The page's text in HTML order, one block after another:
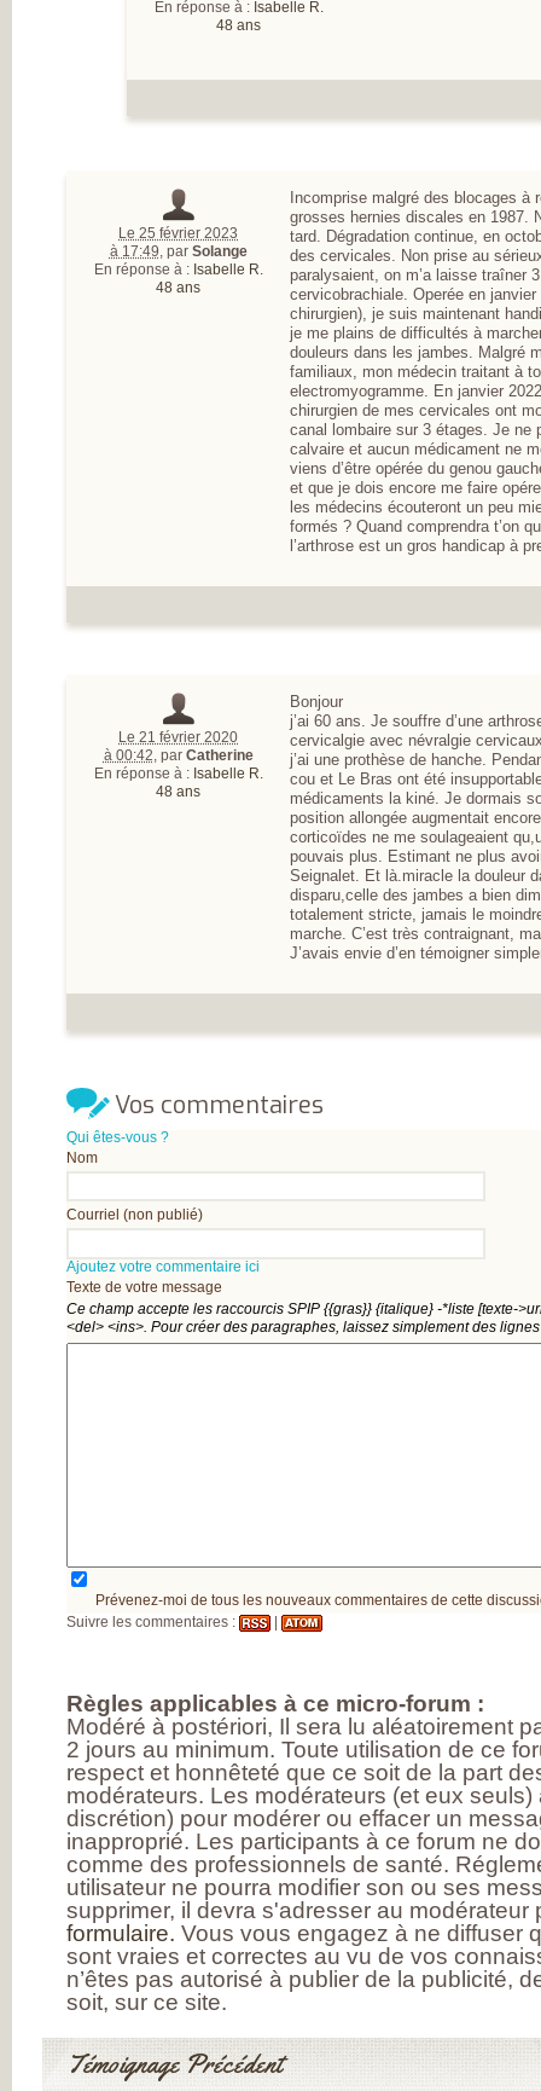
En réponse à : Isabelle R.
48 ans
Le 25 février 2023
à 17:49 par Solange
En réponse à : Isabelle R.
48 ans
Incomprise malgré des blocages à
grosses hernies discales en 1987.
tard. Dégradation continue, en
des cervicales. Non prise au
paralysaient, on m’a laisse traîner
cervicobrachiale. Operée en
chirurgien), je suis maintenant
je me plains de difficultés à
douleurs dans les jambes. Malgré
familiaux, mon médecin traitant à
electromyogramme. En janvier
chirurgien de mes cervicales ont
canal lombaire sur 3 étages. Je ne
calvaire et aucun médicament ne
viens d’être opérée du genou
et que je dois encore me faire
les médecins écouteront un peu
formés ? Quand comprendra t’on
l’arthrose est un gros handicap à
Le 21 février 2020
à 00:42 par Catherine
En réponse à : Isabelle R.
48 ans
Bonjour
j’ai 60 ans. Je souffre d’une
cervicalgie avec névralgie
j’ai une prothèse de hanche.
cou et Le Bras ont été
médicaments la kiné. Je dormais
position allongée augmentait
corticoïdes ne me soulageaient
pouvais plus. Estimant ne plus
Seignalet. Et là.miracle la douleur
disparu,celle des jambes a bien
totalement stricte, jamais le
marche. C’est très contraignant,
J’avais envie d’en témoigner
Vos commentaires
Qui êtes-vous ?
Nom
Courriel (non publié)
Ajoutez votre commentaire ici
Texte de votre message
Ce champ accepte les raccourcis SPIP {{gras}} {italique} -*liste [texte-
<del> <ins>. Pour créer des paragraphes, laissez simplement des
Prévenez-moi de tous les nouveaux commentaires de cette
Suivre les commentaires :
Règles applicables à ce micro-forum :
Modéré à postériori, Il sera lu aléatoirement
2 jours au minimum. Toute utilisation de ce
respect et honnêteté que ce soit de la part
modérateurs. Les modérateurs (et eux
discrétion) pour modérer ou effacer un
inapproprié. Les participants à ce forum ne
comme des professionnels de santé.
utilisateur ne pourra modifier son ou ses
supprimer, il devra s'adresser au
formulaire. Vous vous engagez à ne diffuser
sont vraies et correctes au vu de vos
n’êtes pas autorisé à publier de la publicité,
soit, sur ce site.
Témoignage Précédent